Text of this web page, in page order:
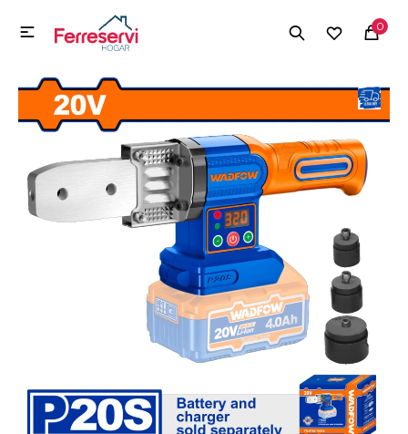
0

MI CUENTA
Menú Herramientas y Construcción
Herramientas y Construcción
Electrodomésticos
Camping